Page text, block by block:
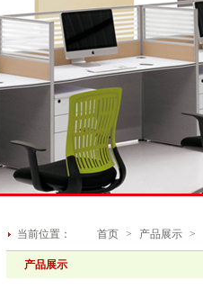
当前位置： 首页 > 产品展示 >
产品展示